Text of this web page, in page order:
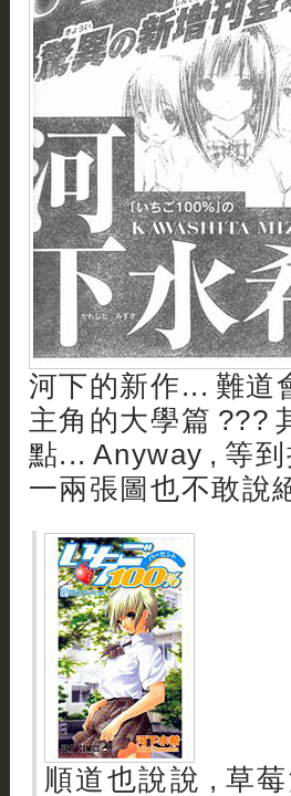
河下的新作... 難道
主角的大學篇 ???
點... Anyway , 等
一兩張圖也不敢說
順道也說說 , 草